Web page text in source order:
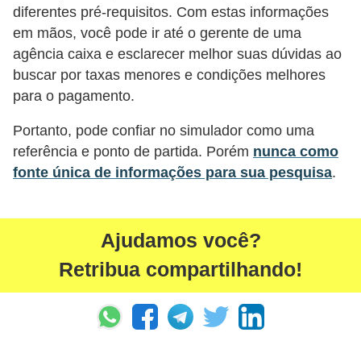
diferentes pré-requisitos. Com estas informações
em mãos, você pode ir até o gerente de uma
agência caixa e esclarecer melhor suas dúvidas ao
buscar por taxas menores e condições melhores
para o pagamento.
Portanto, pode confiar no simulador como uma
referência e ponto de partida. Porém nunca como
fonte única de informações para sua pesquisa.
Ajudamos você?
Retribua compartilhando!
o
f
i
n
a
n
c
i